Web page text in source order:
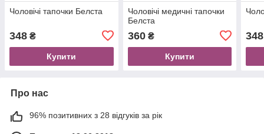
Чоловічі тапочки Белста
348 ₴
Купити
Чоловічі медичнi тапочки
Белста
360₴
Купити
348
Про нас
96% позитивних з 28 відгуків за рік